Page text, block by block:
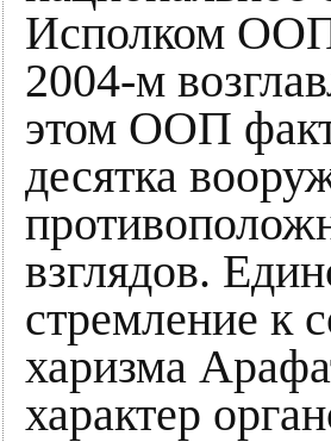
Исполком ООП
2004-м
этом ООП
десятка
взглядов.
стремление к
харизма
характер